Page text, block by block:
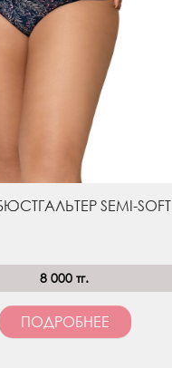
SEMI-SOFT
8 000 тг.
ПОДРОБНЕЕ